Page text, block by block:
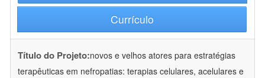
Currículo
Título do Projeto:novos e velhos atores para estratégias
terapêuticas em nefropatias: terapias celulares, acelulares e